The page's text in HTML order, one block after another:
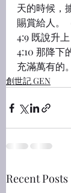
天的時候，
賜賞給人。
4:9 既說升
4:10 那降下
充滿萬有的
創世記 GEN
Recent Posts